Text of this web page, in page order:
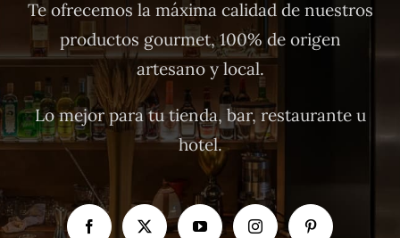
Te ofrecemos la máxima calidad de nuestros
productos gourmet, 100% de origen
artesano y local.
Lo mejor para tu tienda, bar, restaurante u
hotel.